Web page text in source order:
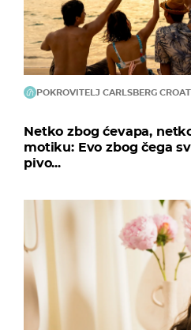
POKROVITELJ CARLSBERG
Netko zbog ćevapa,
motiku: Evo zbog čega
pivo...